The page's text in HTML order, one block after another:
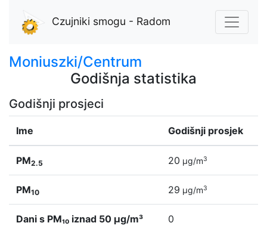
Czujniki smogu - Radom
Moniuszki/Centrum
Godišnja statistika
Godišnji prosjeci
Ime Godišnji prosjek
PM2.5 20 µg/m3
PM10 29 µg/m3
Dani s PM₁₀ iznad 50 µg/m³ 0